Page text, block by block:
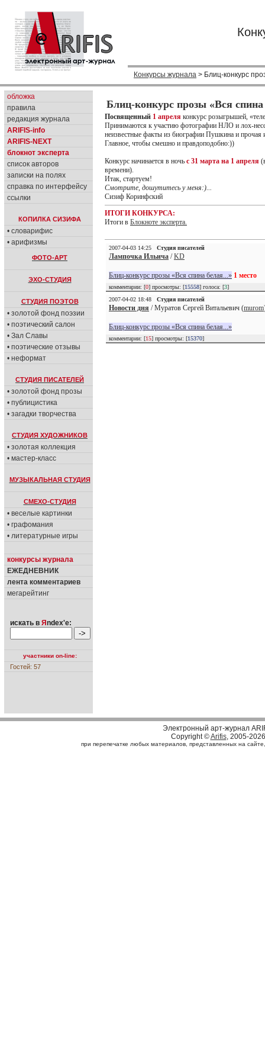
Конкурсы журнала > Блиц-конкурс
обложка
правила
редакция журнала
ARIFIS-info
ARIFIS-NEXT
блокнот эксперта
список авторов
записки на полях
справка по интерфейсу
ссылки
КОПИЛКА СИЗИФА
• словарифис
• арифизмы
ФОТО-АРТ
ЭХО-СТУДИЯ
СТУДИЯ ПОЭТОВ
• золотой фонд поэзии
• поэтический салон
• Зал Славы
• поэтические отзывы
• неформат
СТУДИЯ ПИСАТЕЛЕЙ
• золотой фонд прозы
• публицистика
• загадки творчества
СТУДИЯ ХУДОЖНИКОВ
• золотая коллекция
• мастер-класс
МУЗЫКАЛЬНАЯ СТУДИЯ
СМЕХО-СТУДИЯ
• веселые картинки
• графомания
• литературные игры
конкурсы журнала
ЕЖЕДНЕВНИК
лента комментариев
мегарейтинг
искать в Я ndex'е:
участники on-line:
Гостей: 57
Блиц-конкурс прозы «Вся спина
Посвященный 1 апреля конкурс розыгрышей,
Принимаются к участию фотографии НЛО и лох-
неизвестные факты из биографии Пушкина и прочая
Главное, чтобы смешно и правдоподобно:))
Конкурс начинается в ночь с 31 марта на 1 апреля
времени).
Итак, стартуем!
Смотрите, дошутитесь у меня:)...
Сизиф Коринфский
ИТОГИ КОНКУРСА:
Итоги в Блокноте эксперта.
2007-04-03 14:25 Студия писателей
Лампочка Ильича /KD
Блиц-конкурс прозы «Вся спина белая...» 1 место
комментарии: [0] просмотры: [15558] голоса: [3]
2007-04-02 18:48
Студия писателей
Новости дня / Муратов Сергей Витальевич (murom
Блиц-конкурс прозы «Вся спина белая...»
комментарии: [15] просмотры: [15370]
Электронный арт-журнал
Copyright ©Arifis, 2005-2026
при перепечатке любых материалов, представленных на